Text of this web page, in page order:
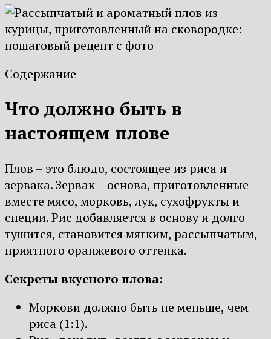
Содержание
Что должно быть в
настоящем плове
Плов – это блюдо, состоящее из риса и
зервака. Зервак – основа, приготовленные
вместе мясо, морковь, лук, сухофрукты и
специи. Рис добавляется в основу и долго
тушится, становится мягким, рассыпчатым,
приятного оранжевого оттенка.
Секреты вкусного плова:
Моркови должно быть не меньше, чем
риса (1:1).